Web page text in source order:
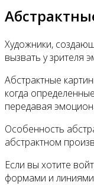
Художники,
вызвать у зрителя
Абстрактные
когда
передавая
Особенность
абстрактном
Если вы хотите
формами и